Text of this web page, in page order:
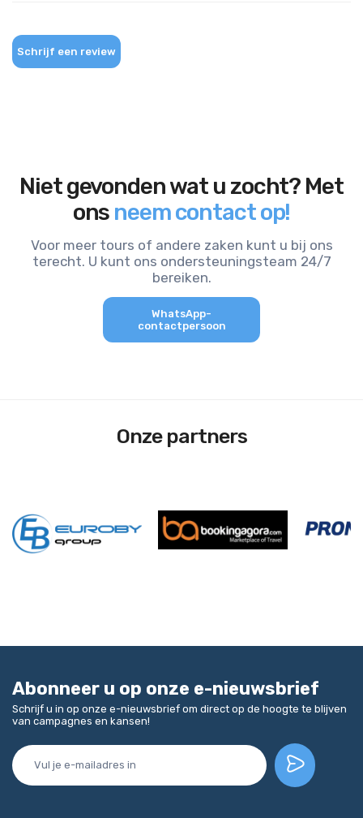
Schrijf een review
Niet gevonden wat u zocht? Met
ons neem contact op!
Voor meer tours of andere zaken kunt u bij ons
terecht. U kunt ons ondersteuningsteam 24/7
bereiken.
WhatsApp-
contactpersoon
Onze partners
Abonneer u op onze e-nieuwsbrief
Schrijf u in op onze e-nieuwsbrief om direct op de hoogte te blijven
van campagnes en kansen!